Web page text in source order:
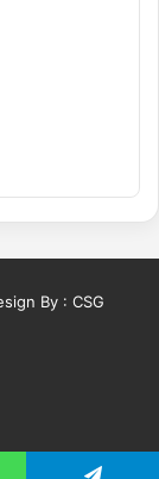
By : CSG